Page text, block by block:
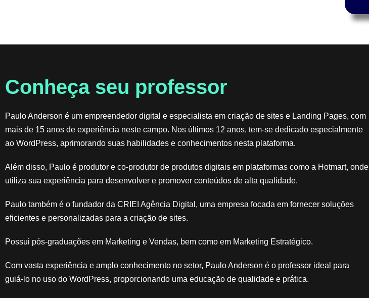
Conheça seu professor​
Paulo Anderson é um empreendedor digital e especialista em criação de sites e Landing Pages, com
mais de 15 anos de experiência neste campo. Nos últimos 12 anos, tem-se dedicado especialmente
ao WordPress, aprimorando suas habilidades e conhecimentos nesta plataforma.
Além disso, Paulo é produtor e co-produtor de produtos digitais em plataformas como a Hotmart, onde
utiliza sua experiência para desenvolver e promover conteúdos de alta qualidade.
Paulo também é o fundador da CRIEI Agência Digital, uma empresa focada em fornecer soluções
eficientes e personalizadas para a criação de sites.
Possui pós-graduações em Marketing e Vendas, bem como em Marketing Estratégico.
Com vasta experiência e amplo conhecimento no setor, Paulo Anderson é o professor ideal para
guiá-lo no uso do WordPress, proporcionando uma educação de qualidade e prática.